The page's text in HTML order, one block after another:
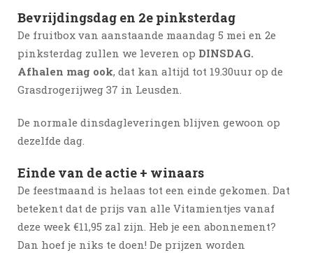
Bevrijdingsdag en 2e pinksterdag
De fruitbox van aanstaande maandag 5 mei en 2e
pinksterdag zullen we leveren op DINSDAG.
Afhalen mag ook, dat kan altijd tot 19.30uur op de
Grasdrogerijweg 37 in Leusden.
De normale dinsdagleveringen blijven gewoon op
dezelfde dag.
Einde van de actie + winaars
De feestmaand is helaas tot een einde gekomen. Dat
betekent dat de prijs van alle Vitamientjes vanaf
deze week €11,95 zal zijn. Heb je een abonnement?
Dan hoef je niks te doen! De prijzen worden